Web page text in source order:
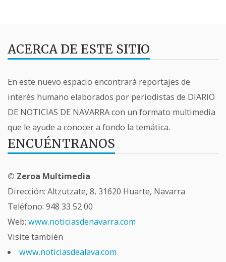
ACERCA DE ESTE SITIO
En este nuevo espacio encontrará reportajes de
interés humano elaborados por periodistas de DIARIO
DE NOTICIAS DE NAVARRA con un formato multimedia
que le ayude a conocer a fondo la temática.
ENCUÉNTRANOS
© Zeroa Multimedia
Dirección: Altzutzate, 8, 31620 Huarte, Navarra
Teléfono: 948 33 52 00
Web: www.noticiasdenavarra.com
Visite también
www.noticiasdealava.com